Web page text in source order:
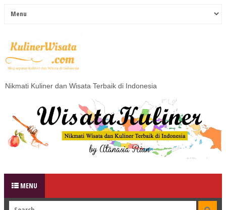
Nikmati Kuliner dan Wisata Terbaik di Indonesia
MENU